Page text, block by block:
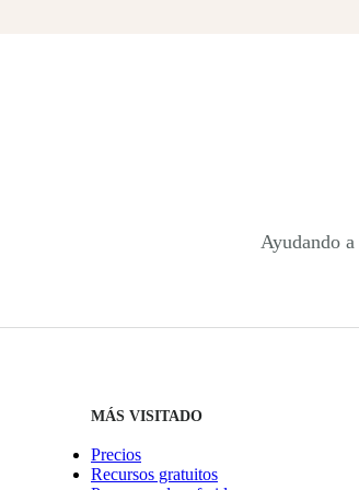
Ayudando
MÁS VISITADO
Precios
Recursos gratuitos